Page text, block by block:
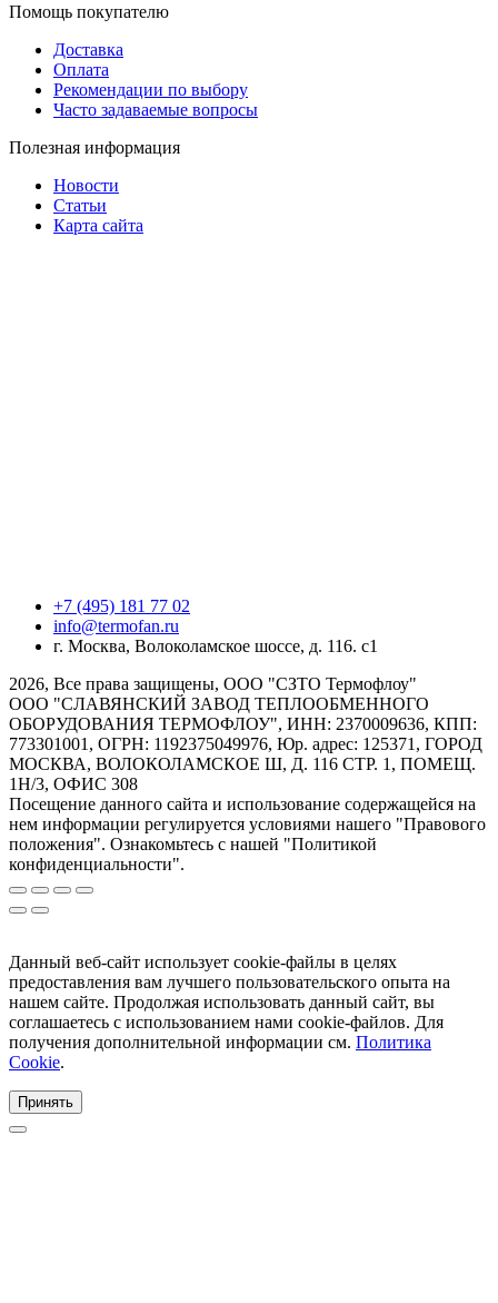
Помощь покупателю
Доставка
Оплата
Рекомендации по выбору
Часто задаваемые вопросы
Полезная информация
Новости
Статьи
Карта сайта
+7 (495) 181 77 02
info@termofan.ru
г. Москва, Волоколамское шоссе, д. 116. с1
2026, Все права защищены, ООО "СЗТО Термофлоу"
ООО "СЛАВЯНСКИЙ ЗАВОД ТЕПЛООБМЕННОГО
ОБОРУДОВАНИЯ ТЕРМОФЛОУ", ИНН: 2370009636, КПП:
773301001, ОГРН: 1192375049976, Юр. адрес: 125371, ГОРОД
МОСКВА, ВОЛОКОЛАМСКОЕ Ш, Д. 116 СТР. 1, ПОМЕЩ.
1Н/3, ОФИС 308
Посещение данного сайта и использование содержащейся на
нем информации регулируется условиями нашего "Правового
положения". Ознакомьтесь с нашей "Политикой
конфиденциальности".
Данный веб-сайт использует cookie-файлы в целях
предоставления вам лучшего пользовательского опыта на
нашем сайте. Продолжая использовать данный сайт, вы
соглашаетесь с использованием нами cookie-файлов. Для
получения дополнительной информации см. Политика
Cookie.
Принять